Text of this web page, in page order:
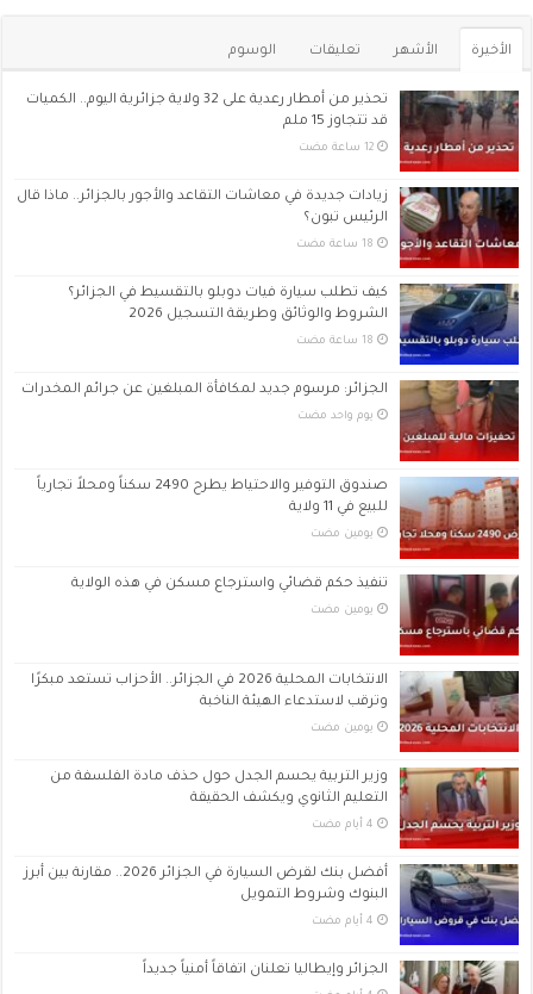
الأخيرة الأشهر تعليقات الوسوم
تحذير من أمطار رعدية على 32 ولاية جزائرية اليوم.. الكميات
قد تتجاوز 15 ملم
‏12 ساعة مضت
زيادات جديدة في معاشات التقاعد والأجور بالجزائر.. ماذا قال
الرئيس تبون؟
كيف تطلب سيارة فيات دوبلو بالتقسيط في الجزائر؟
الشروط والوثائق وطريقة التسجيل 2026
الجزائر: مرسوم جديد لمكافأة المبلغين عن جرائم المخدرات
‏يوم واحد مضت
صندوق التوفير والاحتياط يطرح 2490 سكناً ومحلاً تجارياً
للبيع في 11 ولاية
‏يومين مضت
تنفيذ حكم قضائي واسترجاع مسكن في هذه الولاية
‏يومين مضت
الانتخابات المحلية 2026 في الجزائر.. الأحزاب تستعد مبكرًا
وترقب لاستدعاء الهيئة الناخبة
‏يومين مضت
وزير التربية يحسم الجدل حول حذف مادة الفلسفة من
التعليم الثانوي ويكشف الحقيقة
أفضل بنك لقرض السيارة في الجزائر 2026.. مقارنة بين أبرز
البنوك وشروط التمويل
الجزائر وإيطاليا تعلنان اتفاقاً أمنياً جديداً